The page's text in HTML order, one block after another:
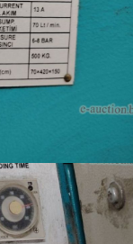
торгов
"Лайнберг-
г. Лида ул.
планируемая
14.05.2026